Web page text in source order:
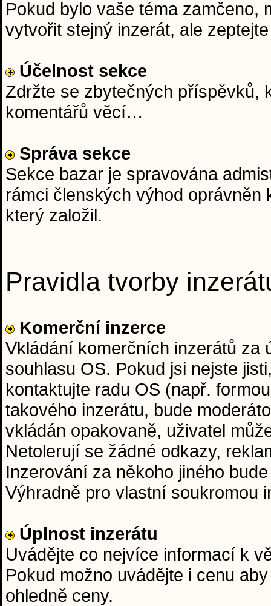
Pokud bylo vaše téma zamčeno,
vytvořit stejný inzerát, ale
Účelnost sekce
Zdržte se zbytečných příspěvků,
komentářů věcí…
Správa sekce
Sekce bazar je spravována
rámci členských výhod
který založil.
Pravidla tvorby
Komerční inzerce
Vkládání komerčních inzerátů za
souhlasu OS. Pokud jsi nejste
kontaktujte radu OS (např.
takového inzerátu, bude
vkládán opakovaně, uživatel
Netolerují se žádné odkazy,
Inzerování za někoho jiného
Výhradně pro vlastní soukromou
Úplnost inzerátu
Uvádějte co nejvíce informací k
Pokud možno uvádějte i cenu
ohledně ceny.